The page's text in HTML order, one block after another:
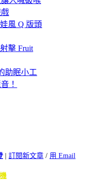
風 Q 版頭
擊 Fruit
助眠小工
！
| 訂閱新文章 / 用 Email